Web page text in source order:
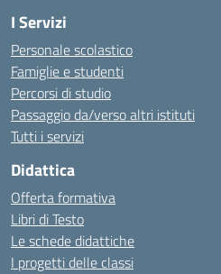
I Servizi
Personale scolastico
Famiglie e studenti
Percorsi di studio
Passaggio da/verso altri istituti
Tutti i servizi
Didattica
Offerta formativa
Libri di Testo
Le schede didattiche
I progetti delle classi